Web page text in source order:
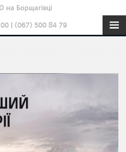
на Борщагівці
| (067) 500 84 79